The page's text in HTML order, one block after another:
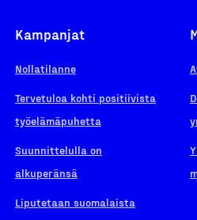
Kampanjat
Nollatilanne
Tervetuloa kohti positiivista
työelämäpuhetta
Suunnittelulla on
alkuperänsä
Liputetaan suomalaista